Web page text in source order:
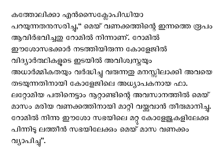
കത്തോലിക്കാ എൻസൈക്ലോപിഡിയാ
പറയുന്നതനുസരിച്ചു,“ മെയ് വണക്കത്തിന്റെ ഇന്നത്തെ രൂപം
ആവിർഭവിച്ചതു റോമിൽ നിന്നാണ്. റോമിൽ
ഈശോസഭക്കാർ നടത്തിയിരുന്ന കോളേജിൽ
വിദ്യാർത്ഥികളുടെ ഇടയിൽ അവിശ്വസ്തയും
അധാർമ്മികതയും വർദ്ധിച്ചു വരുന്നതു മനസ്സിലാക്കി അവയെ
തടയുന്നതിനായി കോളേജിലെ അധ്യാപകനായ ഫാ.
ലറ്റോമിയ പതിനെട്ടാം നൂറ്റാണ്ടിന്റെ അവസാനത്തിൽ മെയ്
മാസം മരിയ വണക്കത്തിനായി മാറ്റി വയ്ക്കുവാൻ തീരുമാനിച്ചു.
റോമിൽ നിന്നു ഈശോ സഭയിലെ മറ്റു കോളേജുകളിലേക്കു
പിന്നിടു ലത്തീൻ സഭയിലേക്കും മെയ് മാസ വണക്കം
വ്യാപിച്ചു”.